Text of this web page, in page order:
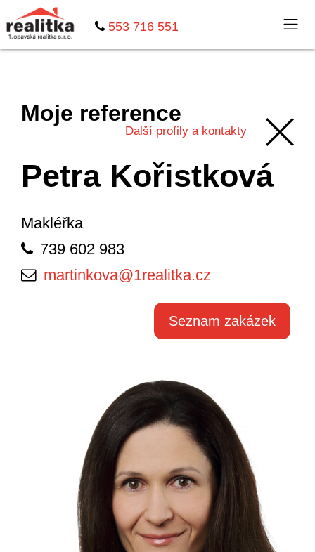
553 716 551
Moje reference
Další profily a kontakty
Petra Kořistková
Makléřka
739 602 983
martinkova@1realitka.cz
Seznam zakázek